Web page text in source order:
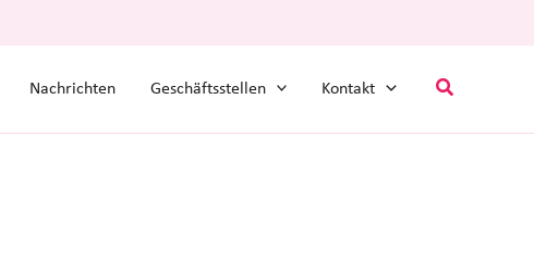
Nachrichten Geschäftsstellen Kontakt Suchen